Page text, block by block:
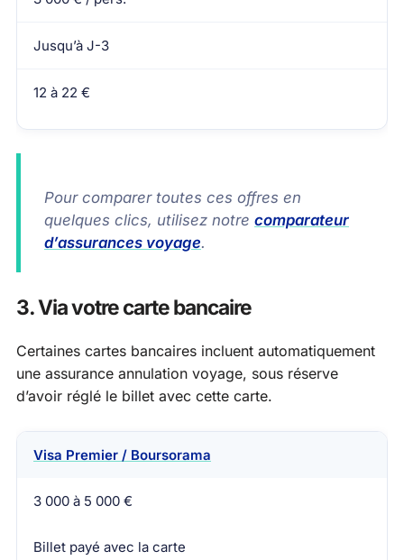
Jusqu’à J-3
12 à 22 €
Pour comparer toutes ces offres en
quelques clics, utilisez notre comparateur
d’assurances voyage.
3. Via votre carte bancaire
Certaines cartes bancaires incluent automatiquement
une assurance annulation voyage, sous réserve
d’avoir réglé le billet avec cette carte.
Carte Plafond annulation
Visa Premier / Boursorama
3 000 à 5 000 €
Billet payé avec la carte